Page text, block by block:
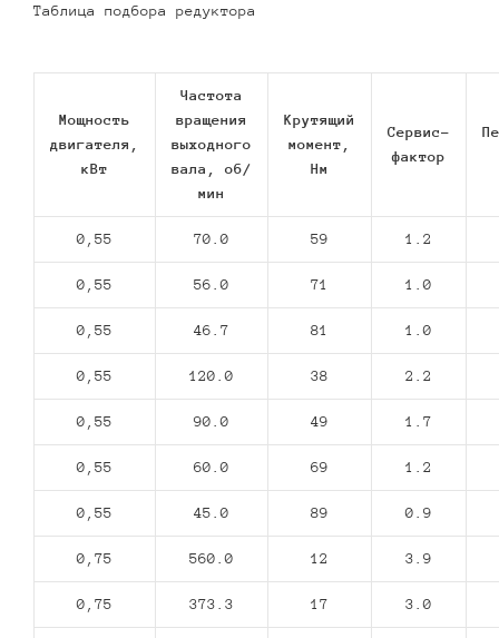
Таблица подбора редуктора
Мощность
двигателя,
кВт
Частота
вращения
выходного
вала, об/
мин
Крутящий
момент,
Нм
Сервис-
фактор
0,55 70.0 59 1.2
0,55 56.0 71 1.0
0,55 46.7 81 1.0
0,55 120.0 38 2.2
0,55 90.0 49 1.7
0,55 60.0 69 1.2
0,55 45.0 89 0.9
0,75 560.0 12 3.9
0,75 373.3 17 3.0